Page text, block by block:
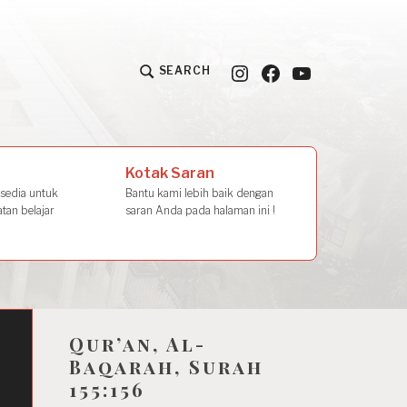
SEARCH Instagram
FacebookYouTube
untuk
belajar
Kotak Saran
Bantu kami lebih baik dengan
saran Anda pada halaman ini !
Qur’an, Al-
Baqarah, Surah
155:156